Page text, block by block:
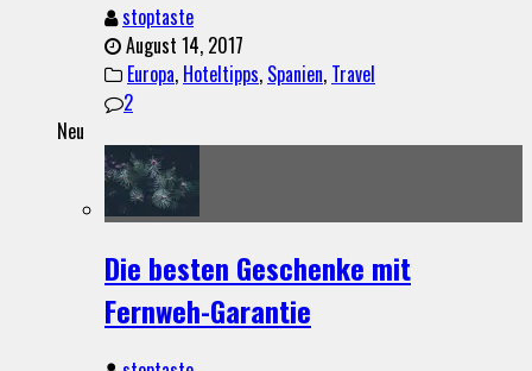
stoptaste
August 14, 2017
Europa, Hoteltipps, Spanien, Travel
2
Neu
Die besten Geschenke mit
Fernweh-Garantie